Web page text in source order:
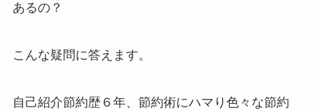
あるの？
こんな疑問に答えます。
自己紹介節約歴６年、節約術にハマり色々な節約